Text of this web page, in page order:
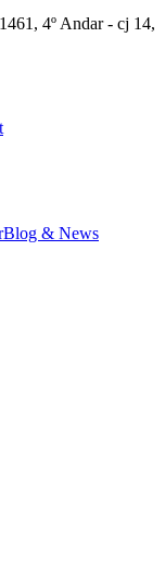
4º Andar - cj 14,
Blog & News